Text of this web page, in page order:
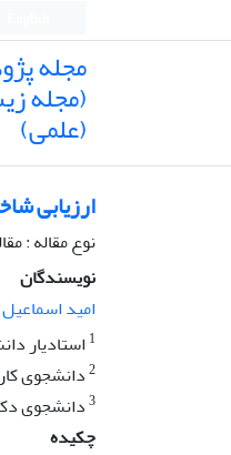
مجله
(مجله
(علمی)
ارزیابی
نوع مقاله :
نویسندگان
امید
1 استادیار
2دانشجوی
3دانشجوی
چکیده